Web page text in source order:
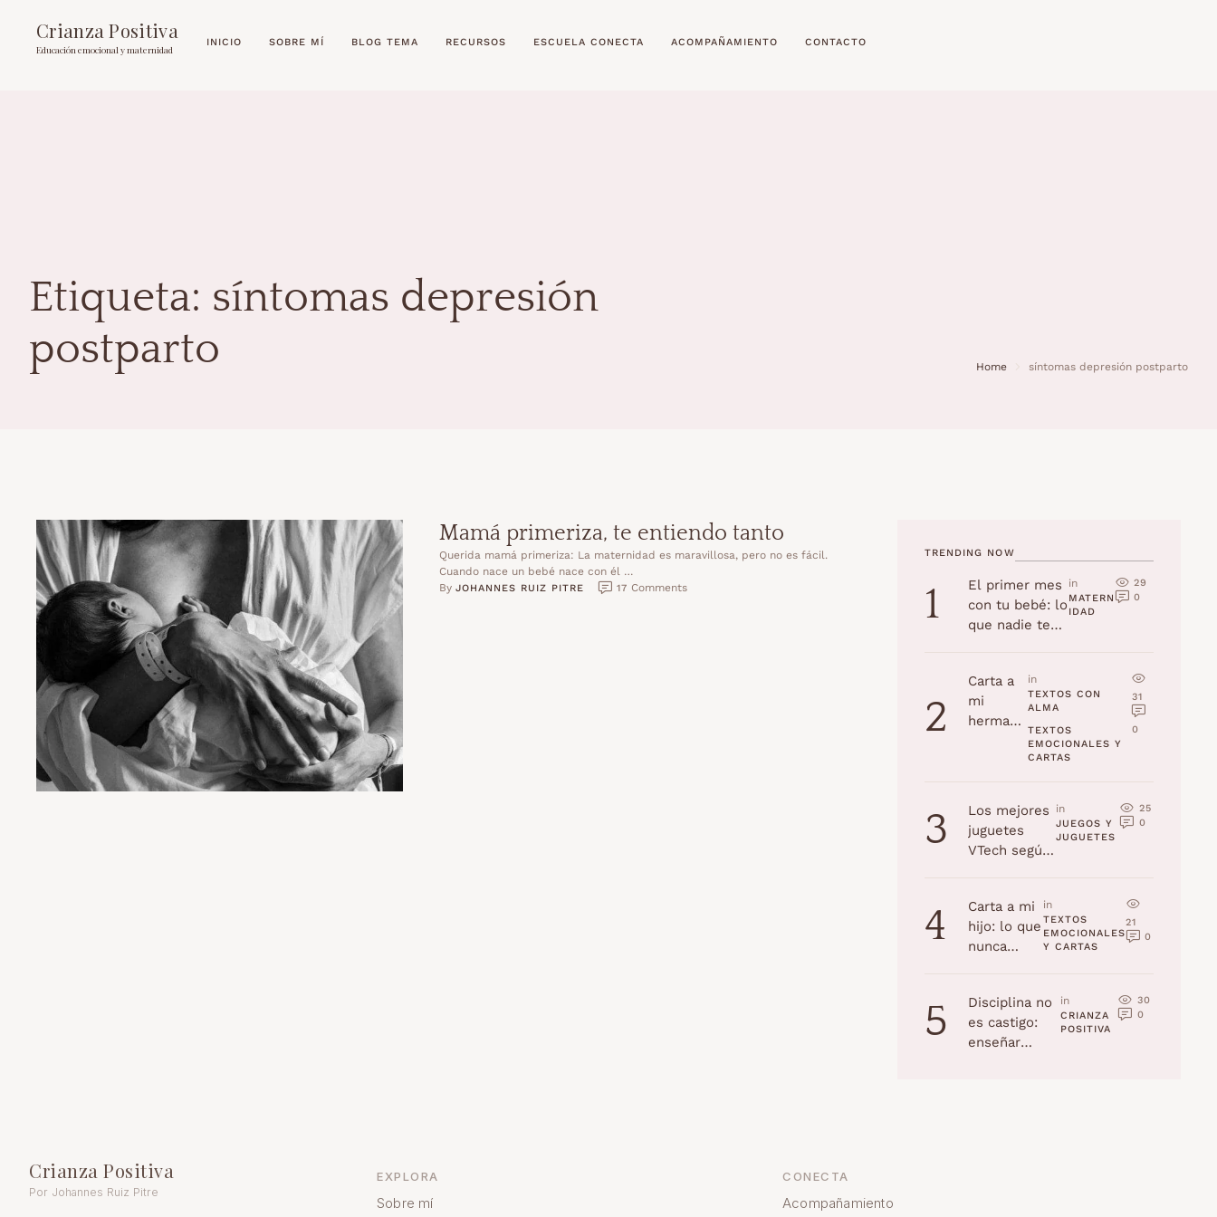
Crianza Positiva
Educación emocional y maternidad
INICIO SOBRE MÍ BLOG TEMA RECURSOS ESCUELA CONECTA ACOMPAÑAMIENTO CONTACTO
Etiqueta: síntomas depresión
postparto
Home síntomas depresión postparto
Mamá primeriza, te entiendo tanto
Querida mamá primeriza: La maternidad es maravillosa, pero no es fácil.
Cuando nace un bebé nace con él …
By JOHANNES RUIZ PITRE 17 Comments
TRENDING NOW
1
El primer mes
con tu bebé: lo
que nadie te
in
MATERN
IDAD
29
0
2
Carta a
mi
hermana
in
TEXTOS CON
ALMA
TEXTOS
EMOCIONALES Y
CARTAS
31
0
3
Los mejores
juguetes
VTech según
2025)
in
JUEGOS Y
JUGUETES
25
0
4
Carta a mi
hijo: lo que
nunca
jamás
olvidaré
in
TEXTOS
EMOCIONALES
Y CARTAS
21
0
5
Disciplina no
es castigo:
enseñar
in
CRIANZA
POSITIVA
30
0
Crianza Positiva
Por Johannes Ruiz Pitre
EXPLORA
Sobre mí
CONECTA
Acompañamiento